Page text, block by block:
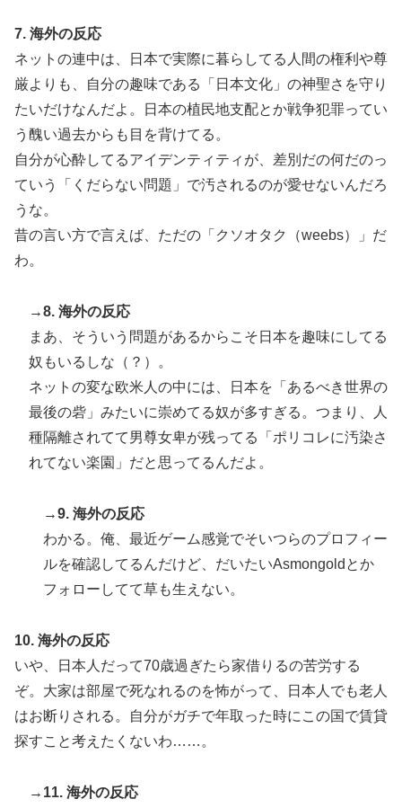
7. 海外の反応
ネットの連中は、日本で実際に暮らしてる人間の権利や尊
厳よりも、自分の趣味である「日本文化」の神聖さを守り
たいだけなんだよ。日本の植民地支配とか戦争犯罪ってい
う醜い過去からも目を背けてる。
自分が心酔してるアイデンティティが、差別だの何だのっ
ていう「くだらない問題」で汚されるのが愛せないんだろ
うな。
昔の言い方で言えば、ただの「クソオタク（weebs）」だ
わ。
→8. 海外の反応
まあ、そういう問題があるからこそ日本を趣味にしてる
奴もいるしな（？）。
ネットの変な欧米人の中には、日本を「あるべき世界の
最後の砦」みたいに崇めてる奴が多すぎる。つまり、人
種隔離されてて男尊女卑が残ってる「ポリコレに汚染さ
れてない楽園」だと思ってるんだよ。
→9. 海外の反応
わかる。俺、最近ゲーム感覚でそいつらのプロフィー
ルを確認してるんだけど、だいたいAsmongoldとか
フォローしてて草も生えない。
10. 海外の反応
いや、日本人だって70歳過ぎたら家借りるの苦労する
ぞ。大家は部屋で死なれるのを怖がって、日本人でも老人
はお断りされる。自分がガチで年取った時にこの国で賃貸
探すこと考えたくないわ……。
→11. 海外の反応